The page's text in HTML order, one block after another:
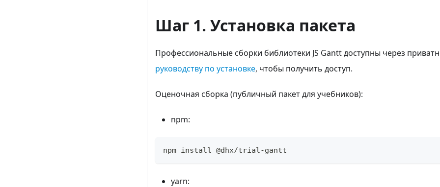
Шаг 1. Установка пакета
Профессиональные сборки библиотеки JS Gantt доступны через
руководству по установке, чтобы получить доступ.
Оценочная сборка (публичный пакет для учебников):
npm:
npm install @dhx/trial-gantt
yarn: